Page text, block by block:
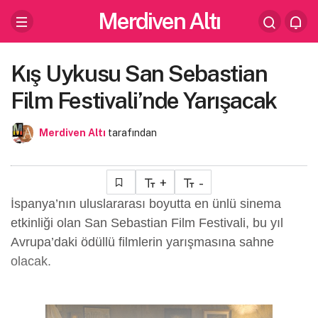
Merdiven Altı
Kış Uykusu San Sebastian
Film Festivali’nde Yarışacak
Merdiven Altı tarafından
+ -
İspanya’nın uluslararası boyutta en ünlü sinema
etkinliği olan San Sebastian Film Festivali, bu yıl
Avrupa’daki ödüllü filmlerin yarışmasına sahne
olacak.